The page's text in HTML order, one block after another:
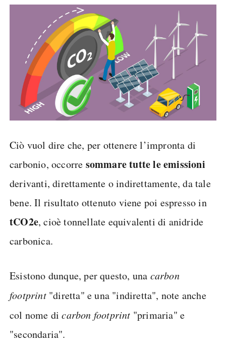
Ciò vuol dire che, per ottenere l’impronta di
carbonio, occorre sommare tutte le emissioni
derivanti, direttamente o indirettamente, da tale
bene. Il risultato ottenuto viene poi espresso in
tCO2e, cioè tonnellate equivalenti di anidride
carbonica.
Esistono dunque, per questo, una carbon
footprint"diretta" e una "indiretta", note anche
col nome dicarbon footprint "primaria" e
"secondaria".